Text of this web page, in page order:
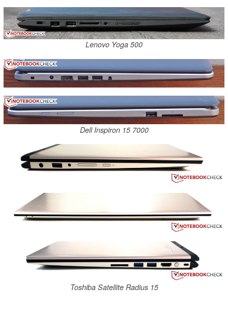
Lenovo Yoga 500
Dell Inspiron 15 7000
Toshiba Satellite Radius 15